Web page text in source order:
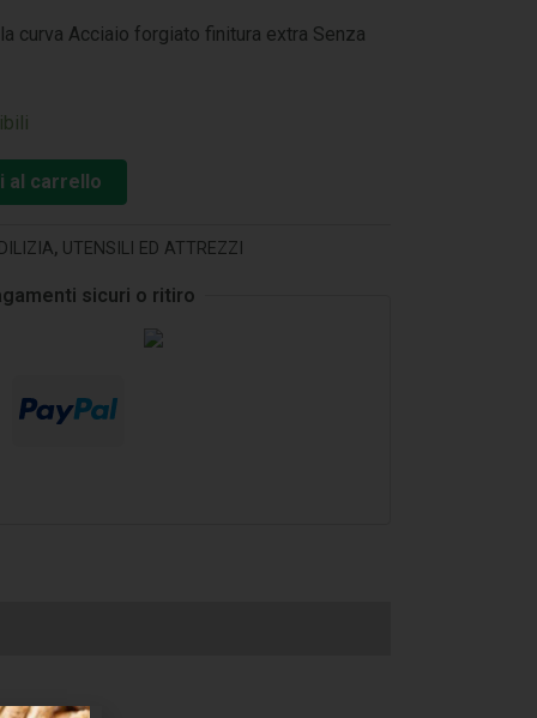
curva Acciaio forgiato finitura extra Senza
al carrello
, UTENSILI ED ATTREZZI
sicuri o ritiro